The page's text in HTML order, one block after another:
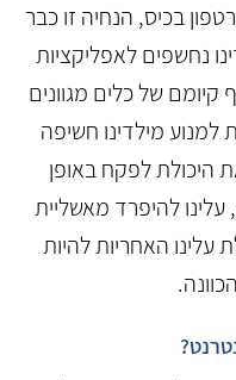
בכיס, הנחיה זו כבר
נחשפים לאפליקציות
קיומם של כלים מגוונים
למנוע מילדינו חשיפה
היכולת לפקח באופן
להיפרד מאשליית
עלינו האחריות להיות